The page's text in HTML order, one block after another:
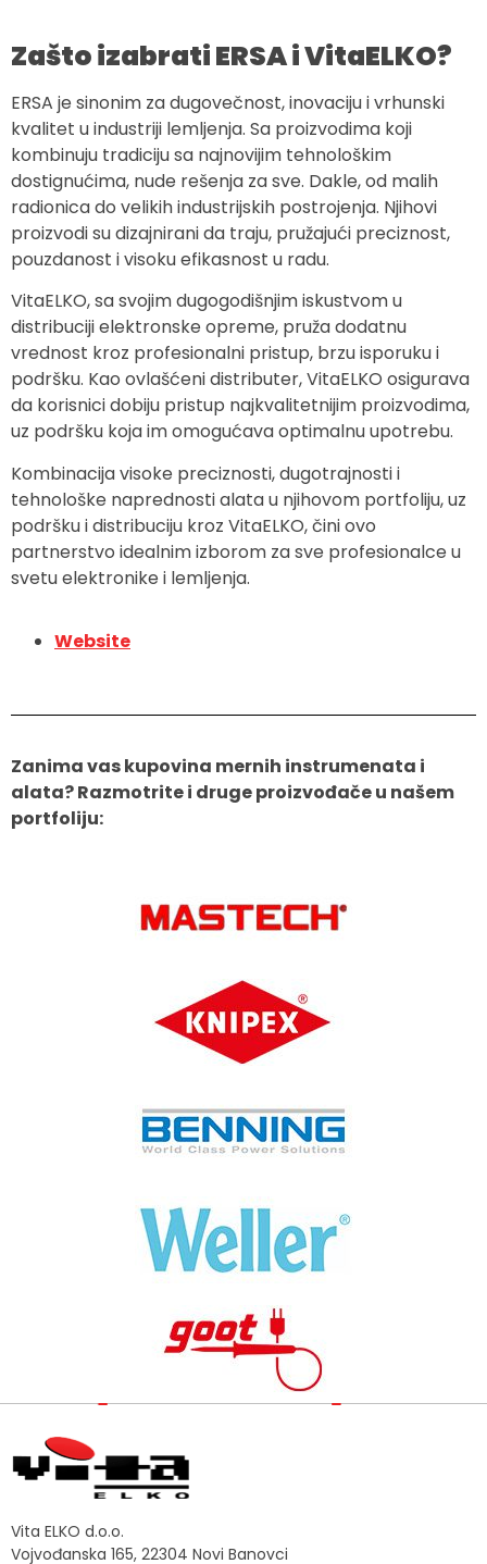
Zašto izabrati ERSA i VitaELKO?
ERSA je sinonim za dugovečnost, inovaciju i vrhunski
kvalitet u industriji lemljenja. Sa proizvodima koji
kombinuju tradiciju sa najnovijim tehnološkim
dostignućima, nude rešenja za sve. Dakle, od malih
radionica do velikih industrijskih postrojenja. Njihovi
proizvodi su dizajnirani da traju, pružajući preciznost,
pouzdanost i visoku efikasnost u radu.
VitaELKO, sa svojim dugogodišnjim iskustvom u
distribuciji elektronske opreme, pruža dodatnu
vrednost kroz profesionalni pristup, brzu isporuku i
podršku. Kao ovlašćeni distributer, VitaELKO osigurava
da korisnici dobiju pristup najkvalitetnijim proizvodima,
uz podršku koja im omogućava optimalnu upotrebu.
Kombinacija visoke preciznosti, dugotrajnosti i
tehnološke naprednosti alata u njihovom portfoliju, uz
podršku i distribuciju kroz VitaELKO, čini ovo
partnerstvo idealnim izborom za sve profesionalce u
svetu elektronike i lemljenja.
Website
Zanima vas kupovina mernih instrumenata i
alata? Razmotrite i druge proizvođače u našem
portfoliju:
Vita ELKO d.o.o.
Vojvođanska 165, 22304 Novi Banovci